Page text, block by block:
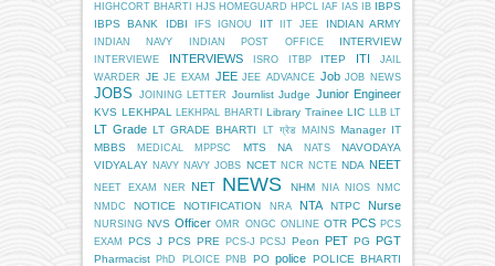
HIGHCORT BHARTI HJS HOMEGUARD HPCL IAF IAS IB IBPS
IBPS BANK
IDBI IFS IGNOU IIT IIT JEE INDIAN ARMY
INDIAN NAVY INDIAN POST OFFICE INTERVIEW
INTERVIEWE INTERVIEWS ISRO ITBP ITEP ITI
JAIL
WARDER JE JE EXAM JEE JEE ADVANCE Job JOB NEWS
JOBS JOINING LETTER Journlist Judge Junior Engineer
KVS LEKHPAL LEKHPAL BHARTI Library Trainee LIC LLB LT
LT Grade LT GRADE BHARTI LT ग्रेड MAINS Manager IT
MBBS
MEDICAL MPPSC MTS NA NATS
NAVODAYA
VIDYALAY NAVY NAVY JOBS NCET NCR NCTE NDA NEET
NEET EXAM NER NET NEWS NHM NIA NIOS
NMC
NMDC
NOTICE NOTIFICATION NRA NTA NTPC Nurse
NURSING NVS Officer OMR ONGC ONLINE OTR PCS PCS
EXAM
PCS J PCS PRE PCS-J PCSJ Peon PET PG PGT
Pharmacist PhD PLOICE PNB PO police POLICE BHARTI